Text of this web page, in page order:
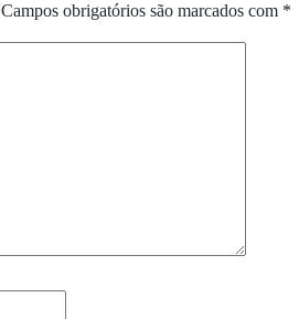
Campos obrigatórios são marcados com *